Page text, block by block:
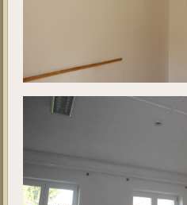
Ebben a galériában a projekt
meg a projekt megkezdésekor. A
készültek.